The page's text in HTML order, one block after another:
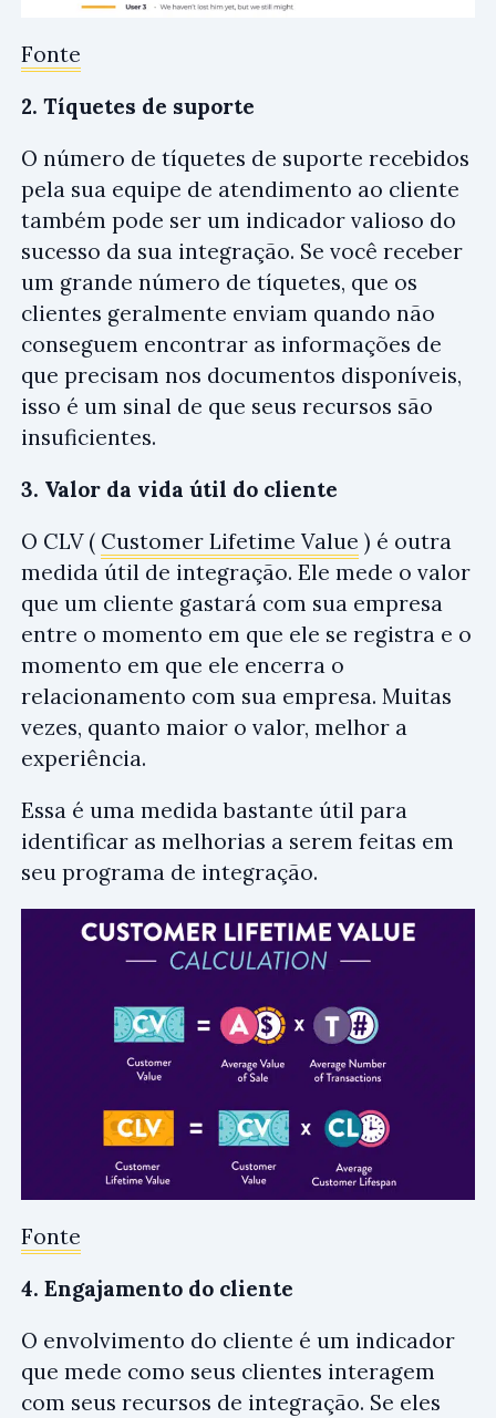
Fonte
2. Tíquetes de suporte
O número de tíquetes de suporte recebidos
pela sua equipe de atendimento ao cliente
também pode ser um indicador valioso do
sucesso da sua integração. Se você receber
um grande número de tíquetes, que os
clientes geralmente enviam quando não
conseguem encontrar as informações de
que precisam nos documentos disponíveis,
isso é um sinal de que seus recursos são
insuficientes.
3. Valor da vida útil do cliente
O CLV ( Customer Lifetime Value ) é outra
medida útil de integração. Ele mede o valor
que um cliente gastará com sua empresa
entre o momento em que ele se registra e o
momento em que ele encerra o
relacionamento com sua empresa. Muitas
vezes, quanto maior o valor, melhor a
experiência.
Essa é uma medida bastante útil para
identificar as melhorias a serem feitas em
seu programa de integração.
Fonte
4. Engajamento do cliente
O envolvimento do cliente é um indicador
que mede como seus clientes interagem
com seus recursos de integração. Se eles